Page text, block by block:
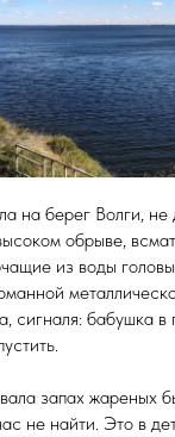
на берег Волги,
обрыве,
из воды
сигналя: бабушка
запах жареных
не найти. Это в